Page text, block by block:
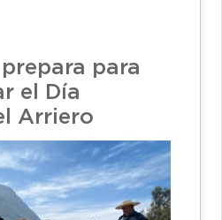
prepara para
el Día
Arriero